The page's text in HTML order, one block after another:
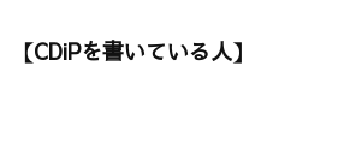
【CDiPを書いている人】